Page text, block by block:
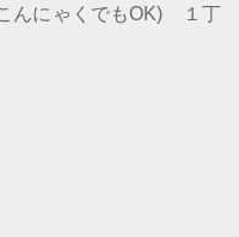
んにゃくでもOK) １丁